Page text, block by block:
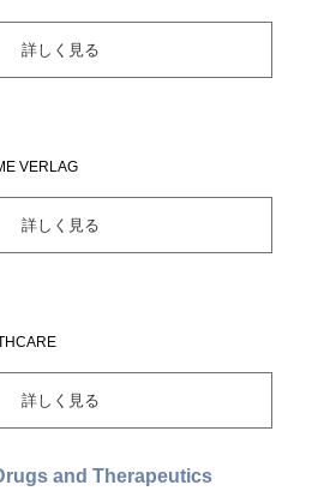
詳しく見る
VERLAG
詳しく見る
詳しく見る
and Therapeutics